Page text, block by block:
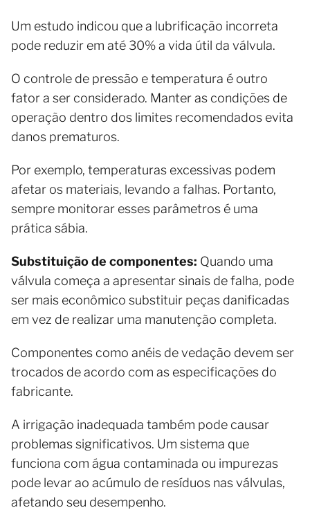
Um estudo indicou que a lubrificação incorreta
pode reduzir em até 30% a vida útil da válvula.
O controle de pressão e temperatura é outro
fator a ser considerado. Manter as condições de
operação dentro dos limites recomendados evita
danos prematuros.
Por exemplo, temperaturas excessivas podem
afetar os materiais, levando a falhas. Portanto,
sempre monitorar esses parâmetros é uma
prática sábia.
Substituição de componentes: Quando uma
válvula começa a apresentar sinais de falha, pode
ser mais econômico substituir peças danificadas
em vez de realizar uma manutenção completa.
Componentes como anéis de vedação devem ser
trocados de acordo com as especificações do
fabricante.
A irrigação inadequada também pode causar
problemas significativos. Um sistema que
funciona com água contaminada ou impurezas
pode levar ao acúmulo de resíduos nas válvulas,
afetando seu desempenho.